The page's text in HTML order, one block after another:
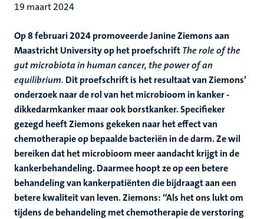
19 maart 2024
Op 8 februari 2024 promoveerde Janine Ziemons aan
Maastricht University op het proefschriftThe role of the
gut microbiota in human cancer, the power of an
equilibrium. Dit proefschrift is het resultaat van Ziemons’
onderzoek naar de rol van het microbioom in kanker -
dikkedarmkanker maar ook borstkanker. Specifieker
gezegd heeft Ziemons gekeken naar het effect van
chemotherapie op bepaalde bacteriën in de darm. Ze wil
bereiken dat het microbioom meer aandacht krijgt in de
kankerbehandeling. Daarmee hoopt ze op een betere
behandeling van kankerpatiënten die bijdraagt aan een
betere kwaliteit van leven. Ziemons: “Als het ons lukt om
tijdens de behandeling met chemotherapie de verstoring